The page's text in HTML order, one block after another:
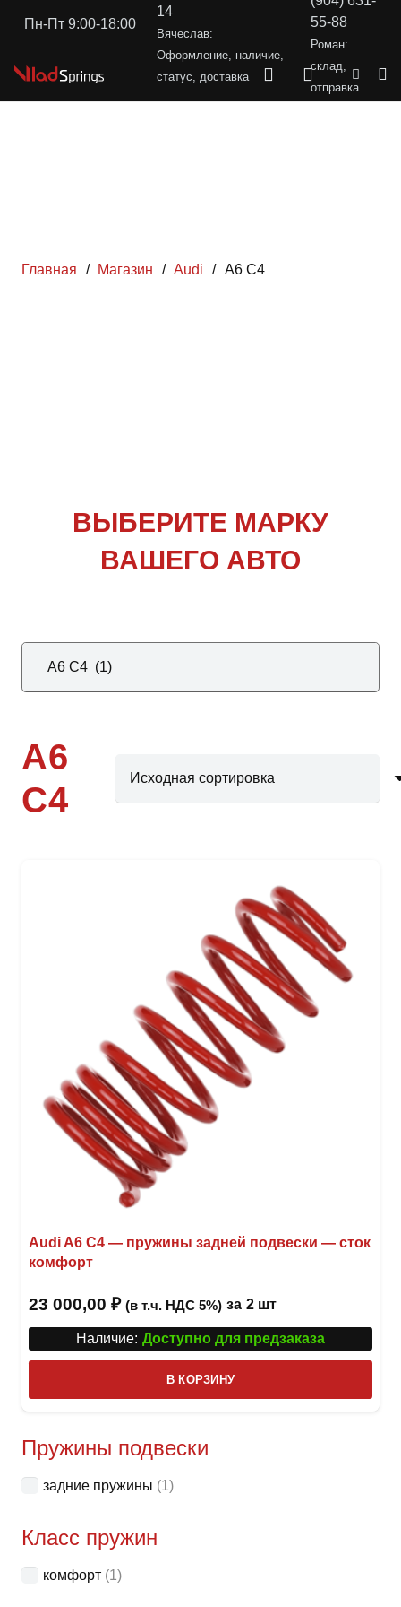
Пн-Пт 9:00-18:00
14
Вячеслав:
Оформление, наличие,
статус, доставка
55-88
Роман:
склад,
отправка
Главная / Магазин / Audi / A6 С4
ВЫБЕРИТЕ МАРКУ
ВАШЕГО АВТО
A6
С4
Audi A6 С4 — пружины задней подвески — сток
комфорт
23 000,00 ₽ (в т.ч. НДС 5%) за 2 шт
Наличие: Доступно для предзаказа
В КОРЗИНУ
Пружины подвески
задние пружины (1)
Класс пружин
комфорт (1)